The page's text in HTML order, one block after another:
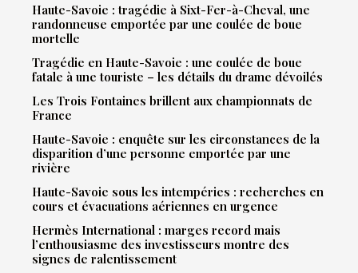
Haute-Savoie : tragédie à Sixt-Fer-à-Cheval, une
randonneuse emportée par une coulée de boue
mortelle
Tragédie en Haute-Savoie : une coulée de boue
fatale à une touriste – les détails du drame dévoilés
Les Trois Fontaines brillent aux championnats de
France
Haute-Savoie : enquête sur les circonstances de la
disparition d’une personne emportée par une
rivière
Haute-Savoie sous les intempéries : recherches en
cours et évacuations aériennes en urgence
Hermès International : marges record mais
l’enthousiasme des investisseurs montre des
signes de ralentissement